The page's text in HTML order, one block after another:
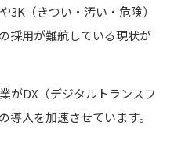
3K（きつい・汚い・危険）
採用が難航している現状が
がDX（デジタルトランスフ
導入を加速させています。